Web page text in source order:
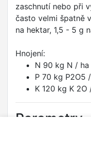
zaschnutí nebo při
často velmi špatně
na hektar, 1,5 - 5 g
Hnojení:
N 90 kg N / ha
P 70 kg P2O5
K 120 kg K 2O
Parametry
Petržel